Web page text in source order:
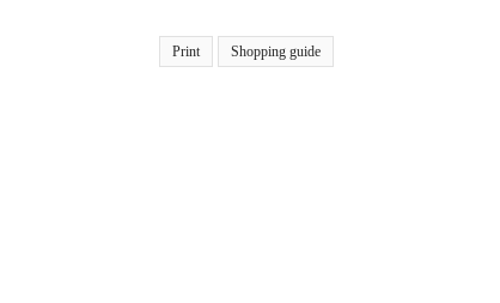
Print Shopping guide